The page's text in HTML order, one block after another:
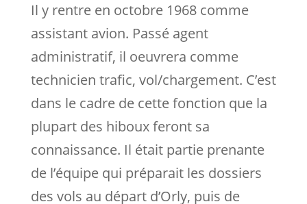
Il y rentre en octobre 1968 comme
assistant avion. Passé agent
administratif, il oeuvrera comme
technicien trafic, vol/chargement. C’est
dans le cadre de cette fonction que la
plupart des hiboux feront sa
connaissance. Il était partie prenante
de l’équipe qui préparait les dossiers
des vols au départ d’Orly, puis de